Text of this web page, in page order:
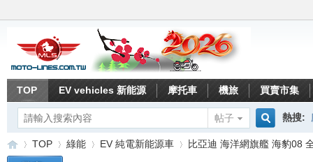
TOP EV vehicles 新能源 摩托車 機旅 買賣市集
帖子
搜
熱搜:
TOP 綠能 EV 純電新能源車 比亞迪 海洋網旗艦 海豹08